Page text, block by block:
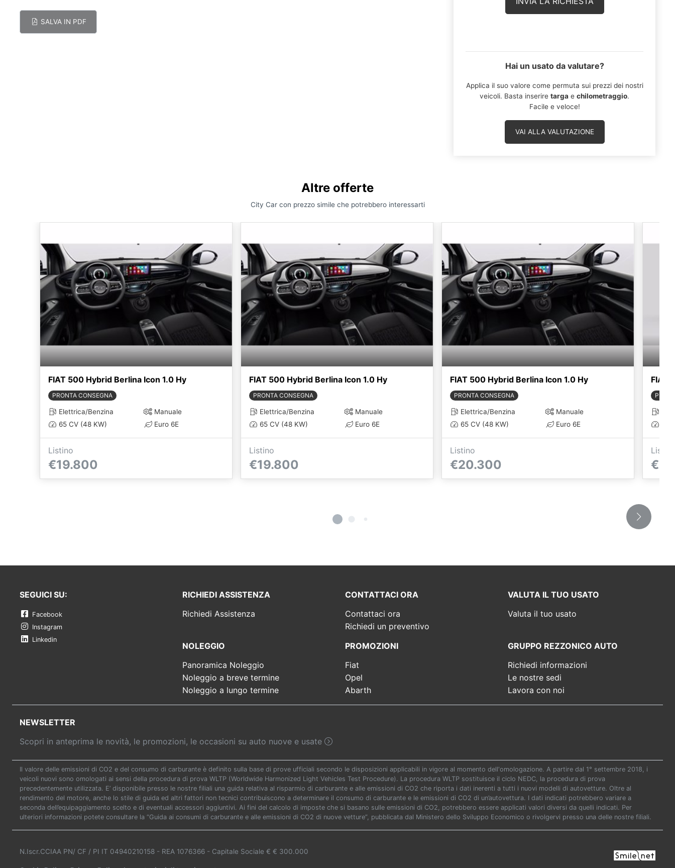
SALVA IN PDF
Hai un usato da valutare?
Applica il suo valore come permuta sui prezzi dei nostri
veicoli. Basta inserire targa e chilometraggio.
Facile e veloce!
VAI ALLA VALUTAZIONE
Altre offerte
City Car con prezzo simile che potrebbero interessarti
FIAT 500 Hybrid Berlina Icon 1.0 Hy
PRONTA CONSEGNA
Elettrica/Benzina
Manuale
65 CV (48 KW)
Euro 6E
Listino
€19.800
FIAT 500 Hybrid Berlina Icon 1.0 Hy
PRONTA CONSEGNA
Elettrica/Benzina
Manuale
65 CV (48 KW)
Euro 6E
Listino
€19.800
FIAT 500 Hybrid Berlina Icon 1.0 Hy
PRONTA CONSEGNA
Elettrica/Benzina
Manuale
65 CV (48 KW)
Euro 6E
Listino
€20.300
FIAT
SEGUICI SU:
Facebook
Instagram
Linkedin
RICHIEDI ASSISTENZA
Richiedi Assistenza
CONTATTACI ORA
Contattaci ora
Richiedi un preventivo
VALUTA IL TUO USATO
Valuta il tuo usato
NOLEGGIO
Panoramica Noleggio
Noleggio a breve termine
Noleggio a lungo termine
PROMOZIONI
Fiat
Opel
Abarth
GRUPPO REZZONICO AUTO
Richiedi informazioni
Le nostre sedi
Lavora con noi
NEWSLETTER
Scopri in anteprima le novità, le promozioni, le occasioni su auto nuove e usate
Il valore delle emissioni di CO2 e del consumo di carburante è definito sulla base di prove ufficiali secondo le disposizioni applicabili in vigore al momento dell'omologazione. A partire dal 1° settembre 2018, i
veicoli nuovi sono omologati ai sensi della procedura di prova WLTP (Worldwide Harmonized Light Vehicles Test Procedure). La procedura WLTP sostituisce il ciclo NEDC, la procedura di prova
precedentemente utilizzata. E’ disponibile presso le nostre filiali una guida relativa al risparmio di carburante e alle emissioni di CO2 che riporta i dati inerenti a tutti i nuovi modelli di autovetture. Oltre al
rendimento del motore, anche lo stile di guida ed altri fattori non tecnici contribuiscono a determinare il consumo di carburante e le emissioni di CO2 di un’autovettura. I dati indicati potrebbero variare a
seconda dell’equipaggiamento scelto e di eventuali accessori aggiuntivi. Ai fini del calcolo di imposte che si basano sulle emissioni di CO2, potrebbero essere applicati valori diversi da quelli indicati. Per
ulteriori informazioni potete consultare la “Guida ai consumi di carburante e alle emissioni di CO2 di nuove vetture”, pubblicata dal Ministero dello Sviluppo Economico o rivolgervi presso una delle nostre filiali.
N.Iscr.CCIAA PN/ CF / PI IT 04940210158 - REA 1076366 - Capitale Sociale € € 300.000